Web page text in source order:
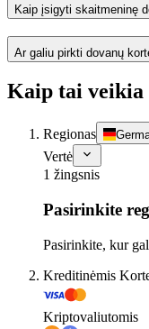
Kaip įsigyti skaitmeninę
Ar galiu pirkti dovanų
Kaip tai veikia
Regionas
Vertė
1 žingsnis
Pasirinkite
Pasirinkite, kur
Kreditinėmis
Kriptovaliutomis